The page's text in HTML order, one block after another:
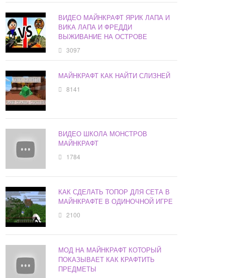
ВИДЕО МАЙНКРАФТ ЯРИК ЛАПА И
ВИКА ЛАПА И ФРЕДДИ
ВЫЖИВАНИЕ НА ОСТРОВЕ
3097
МАЙНКРАФТ КАК НАЙТИ СЛИЗНЕЙ
8141
ВИДЕО ШКОЛА МОНСТРОВ
МАЙНКРАФТ
1784
КАК СДЕЛАТЬ ТОПОР ДЛЯ СЕТА В
МАЙНКРАФТЕ В ОДИНОЧНОЙ ИГРЕ
2100
МОД НА МАЙНКРАФТ КОТОРЫЙ
ПОКАЗЫВАЕТ КАК КРАФТИТЬ
ПРЕДМЕТЫ